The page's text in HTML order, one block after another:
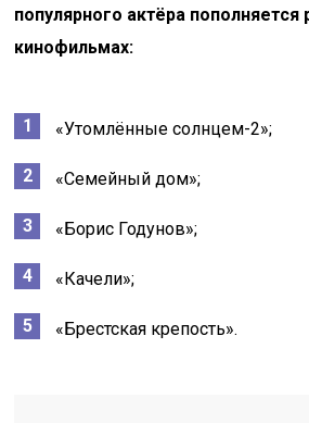
популярного актёра пополняется
кинофильмах:
«Утомлённые солнцем-2»;
«Семейный дом»;
«Борис Годунов»;
«Качели»;
«Брестская крепость».